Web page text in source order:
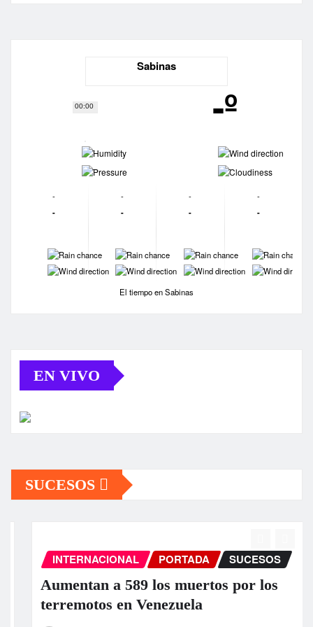
00:00
Sabinas
-º
-
-
-
-
-
-
-
-
-
-
-
-
-
-
-
-
-
-
-
-
El tiempo en Sabinas
EN VIVO
SUCESOS
INTERNACIONAL PORTADA SUCESOS
Aumentan a 589 los muertos por los
terremotos en Venezuela